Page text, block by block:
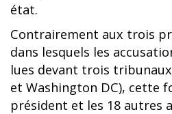
état.
Contrairement aux trois
dans lesquels les
lues devant trois
et Washington DC), cette
président et les 18 autres